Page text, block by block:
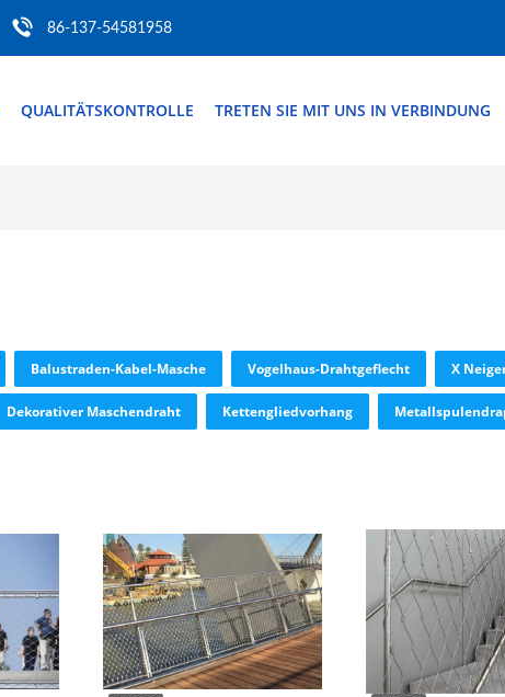
86-137-54581958
QUALITÄTSKONTROLLE TRETEN SIE MIT UNS IN VERBINDUNG
Balustraden-Kabel-Masche Vogelhaus-Drahtgeflecht X
Dekorativer Maschendraht Kettengliedvorhang